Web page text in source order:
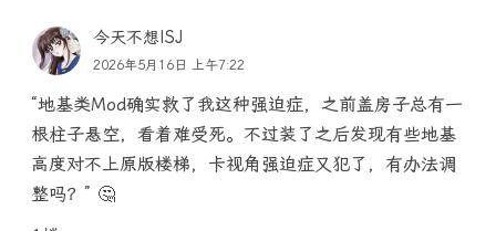
今天不想ISJ
2026年5月16日 上午7:22
“地基类Mod确实救了我这种强迫症，之前盖房子总有一
根柱子悬空，看着难受死。不过装了之后发现有些地基
高度对不上原版楼梯，卡视角强迫症又犯了，有办法调
整吗？” 🤔